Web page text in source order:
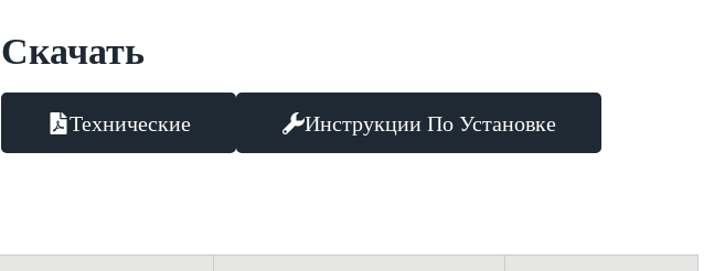
Скачать
Технические Инструкции По Установке